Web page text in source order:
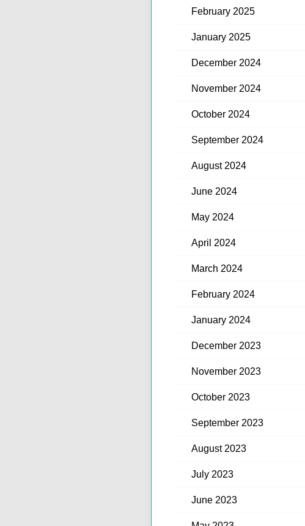
February 2025
January 2025
December 2024
November 2024
October 2024
September 2024
August 2024
June 2024
May 2024
April 2024
March 2024
February 2024
January 2024
December 2023
November 2023
October 2023
September 2023
August 2023
July 2023
June 2023